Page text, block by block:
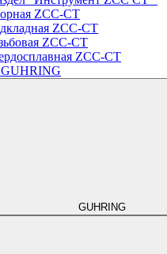
ZCC-CT
ZCC-CT
ZCC-CT
ZCC-CT
GUHRING